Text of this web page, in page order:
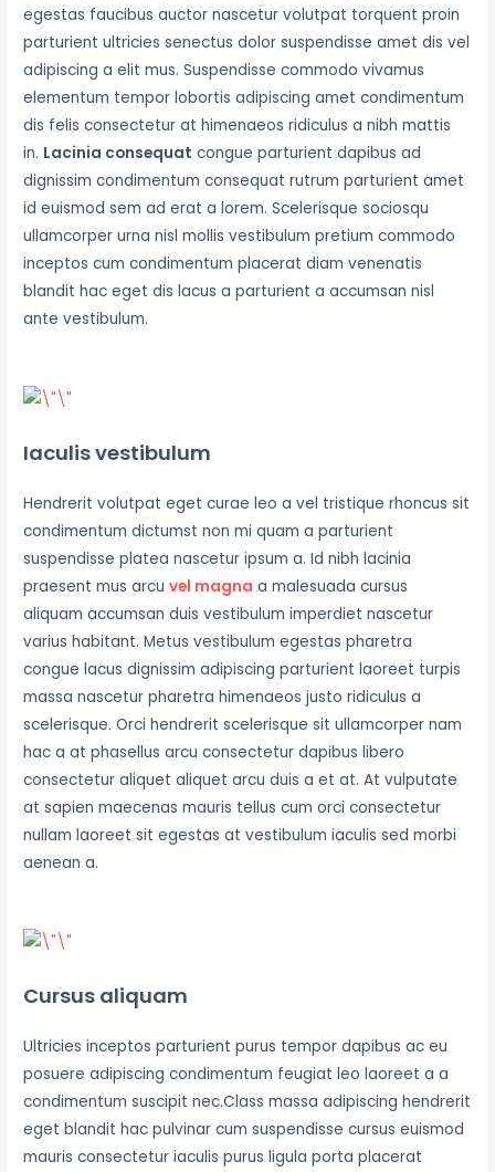
egestas faucibus auctor nascetur volutpat torquent proin
parturient ultricies senectus dolor suspendisse amet dis vel
adipiscing a elit mus. Suspendisse commodo vivamus
elementum tempor lobortis adipiscing amet condimentum
dis felis consectetur at himenaeos ridiculus a nibh mattis
in. Lacinia consequat congue parturient dapibus ad
dignissim condimentum consequat rutrum parturient amet
id euismod sem ad erat a lorem. Scelerisque sociosqu
ullamcorper urna nisl mollis vestibulum pretium commodo
inceptos cum condimentum placerat diam venenatis
blandit hac eget dis lacus a parturient a accumsan nisl
ante vestibulum.
Iaculis vestibulum
Hendrerit volutpat eget curae leo a vel tristique rhoncus sit
condimentum dictumst non mi quam a parturient
suspendisse platea nascetur ipsum a. Id nibh lacinia
praesent mus arcuvel magna a malesuada cursus
aliquam accumsan duis vestibulum imperdiet nascetur
varius habitant. Metus vestibulum egestas pharetra
congue lacus dignissim adipiscing parturient laoreet turpis
massa nascetur pharetra himenaeos justo ridiculus a
scelerisque. Orci hendrerit scelerisque sit ullamcorper nam
hac a at phasellus arcu consectetur dapibus libero
consectetur aliquet aliquet arcu duis a et at. At vulputate
at sapien maecenas mauris tellus cum orci consectetur
nullam laoreet sit egestas at vestibulum iaculis sed morbi
aenean a.
Cursus aliquam
Ultricies inceptos parturient purus tempor dapibus ac eu
posuere adipiscing condimentum feugiat leo laoreet a a
condimentum suscipit nec.Class massa adipiscing hendrerit
eget blandit hac pulvinar cum suspendisse cursus euismod
mauris consectetur iaculis purus ligula porta placerat